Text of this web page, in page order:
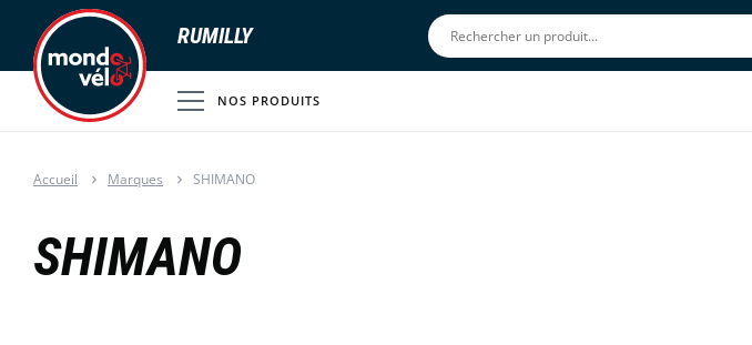
RUMILLY
NOS PRODUITS
Accueil Marques SHIMANO
SHIMANO